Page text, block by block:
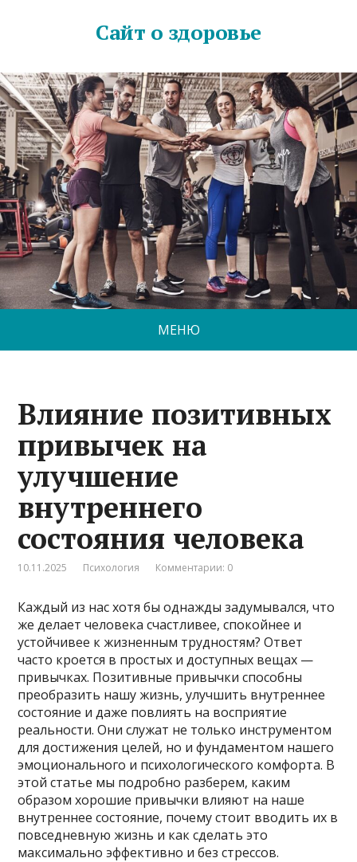
Сайт о здоровье
МЕНЮ
Влияние позитивных
привычек на
улучшение
внутреннего
состояния человека
10.11.2025 Психология Комментарии: 0
Каждый из нас хотя бы однажды задумывался, что
же делает человека счастливее, спокойнее и
устойчивее к жизненным трудностям? Ответ
часто кроется в простых и доступных вещах —
привычках. Позитивные привычки способны
преобразить нашу жизнь, улучшить внутреннее
состояние и даже повлиять на восприятие
реальности. Они служат не только инструментом
для достижения целей, но и фундаментом нашего
эмоционального и психологического комфорта. В
этой статье мы подробно разберем, каким
образом хорошие привычки влияют на наше
внутреннее состояние, почему стоит вводить их в
повседневную жизнь и как сделать это
максимально эффективно и без стрессов.